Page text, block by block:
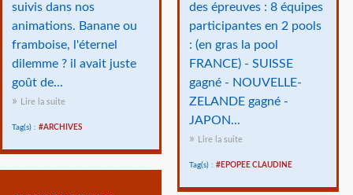
suivis dans nos
animations. Banane ou
framboise, l'éternel
dilemme ? il avait juste
goût de...
Lire la suite
Tag(s) : #ARCHIVES
des épreuves : 8 équipes
participantes en 2 pools
: (en gras la pool
FRANCE) - SUISSE
gagné - NOUVELLE-
ZELANDE gagné -
JAPON...
Lire la suite
Tag(s) : #EPOPEE CLAUDINE